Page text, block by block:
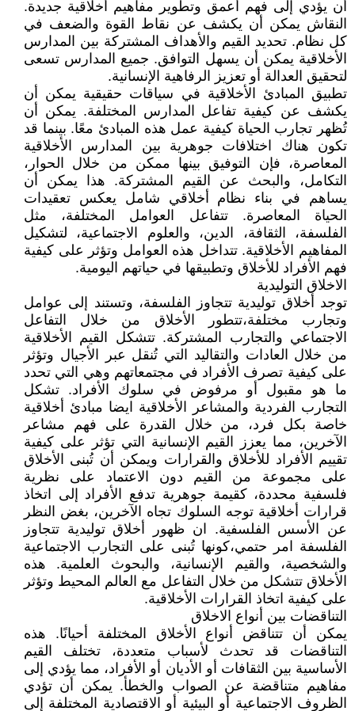
أن يؤدي إلى فهم أعمق وتطوير مفاهيم أخلاقية جديدة.
النقاش يمكن أن يكشف عن نقاط القوة والضعف في
كل نظام. تحديد القيم والأهداف المشتركة بين المدارس
الأخلاقية يمكن أن يسهل التوافق. جميع المدارس تسعى
لتحقيق العدالة أو تعزيز الرفاهية الإنسانية.
تطبيق المبادئ الأخلاقية في سياقات حقيقية يمكن أن
يكشف عن كيفية تفاعل المدارس المختلفة. يمكن أن
تُظهر تجارب الحياة كيفية عمل هذه المبادئ معًا. بينما قد
تكون هناك اختلافات جوهرية بين المدارس الأخلاقية
المعاصرة، فإن التوفيق بينها ممكن من خلال الحوار،
التكامل، والبحث عن القيم المشتركة. هذا يمكن أن
يساهم في بناء نظام أخلاقي شامل يعكس تعقيدات
الحياة المعاصرة. تتفاعل العوامل المختلفة، مثل
الفلسفة، الثقافة، الدين، والعلوم الاجتماعية، لتشكيل
المفاهيم الأخلاقية. تتداخل هذه العوامل وتؤثر على كيفية
فهم الأفراد للأخلاق وتطبيقها في حياتهم اليومية.
الاخلاق التوليدية
توجد أخلاق توليدية تتجاوز الفلسفة، وتستند إلى عوامل
وتجارب مختلفة،تتطور الأخلاق من خلال التفاعل
الاجتماعي والتجارب المشتركة. تتشكل القيم الأخلاقية
من خلال العادات والتقاليد التي تُنقل عبر الأجيال وتؤثر
على كيفية تصرف الأفراد في مجتمعاتهم وهي التي تحدد
ما هو مقبول أو مرفوض في سلوك الأفراد. تشكل
التجارب الفردية والمشاعر الأخلاقية ايضا مبادئ أخلاقية
خاصة بكل فرد، من خلال القدرة على فهم مشاعر
الآخرين، مما يعزز القيم الإنسانية التي تؤثر على كيفية
تقييم الأفراد للأخلاق والقرارات ويمكن أن تُبنى الأخلاق
على مجموعة من القيم دون الاعتماد على نظرية
فلسفية محددة، كقيمة جوهرية تدفع الأفراد إلى اتخاذ
قرارات أخلاقية توجه السلوك تجاه الآخرين، بغض النظر
عن الأسس الفلسفية. ان ظهور أخلاق توليدية تتجاوز
الفلسفة امر حتمي،كونها تُبنى على التجارب الاجتماعية
والشخصية، والقيم الإنسانية، والبحوث العلمية. هذه
الأخلاق تتشكل من خلال التفاعل مع العالم المحيط وتؤثر
على كيفية اتخاذ القرارات الأخلاقية.
التناقضات بين أنواع الاخلاق
يمكن أن تتناقض أنواع الأخلاق المختلفة أحيانًا. هذه
التناقضات قد تحدث لأسباب متعددة، تختلف القيم
الأساسية بين الثقافات أو الأديان أو الأفراد، مما يؤدي إلى
مفاهيم متناقضة عن الصواب والخطأ. يمكن أن تؤدي
الظروف الاجتماعية أو البيئية أو الاقتصادية المختلفة إلى